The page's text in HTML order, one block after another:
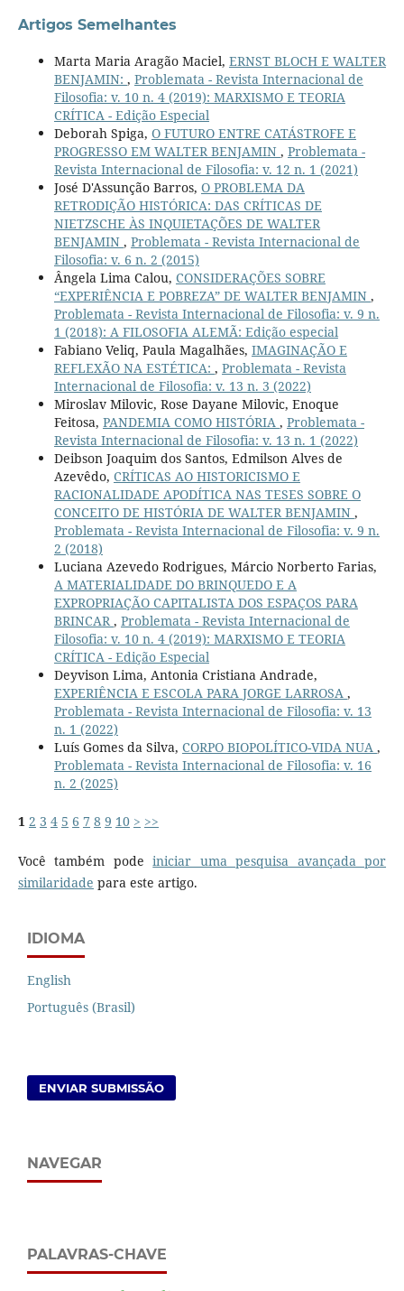
Artigos Semelhantes
Marta Maria Aragão Maciel, ERNST BLOCH E WALTER
BENJAMIN: , Problemata - Revista Internacional de
Filosofia: v. 10 n. 4 (2019): MARXISMO E TEORIA
CRÍTICA - Edição Especial
Deborah Spiga, O FUTURO ENTRE CATÁSTROFE E
PROGRESSO EM WALTER BENJAMIN , Problemata -
Revista Internacional de Filosofia: v. 12 n. 1 (2021)
José D'Assunção Barros, O PROBLEMA DA
RETRODIÇÃO HISTÓRICA: DAS CRÍTICAS DE
NIETZSCHE ÀS INQUIETAÇÕES DE WALTER
BENJAMIN , Problemata - Revista Internacional de
Filosofia: v. 6 n. 2 (2015)
Ângela Lima Calou, CONSIDERAÇÕES SOBRE
“EXPERIÊNCIA E POBREZA” DE WALTER BENJAMIN ,
Problemata - Revista Internacional de Filosofia: v. 9 n.
1 (2018): A FILOSOFIA ALEMÃ: Edição especial
Fabiano Veliq, Paula Magalhães, IMAGINAÇÃO E
REFLEXÃO NA ESTÉTICA: , Problemata - Revista
Internacional de Filosofia: v. 13 n. 3 (2022)
Miroslav Milovic, Rose Dayane Milovic, Enoque
Feitosa, PANDEMIA COMO HISTÓRIA , Problemata -
Revista Internacional de Filosofia: v. 13 n. 1 (2022)
Deibson Joaquim dos Santos, Edmilson Alves de
Azevêdo, CRÍTICAS AO HISTORICISMO E
RACIONALIDADE APODÍTICA NAS TESES SOBRE O
CONCEITO DE HISTÓRIA DE WALTER BENJAMIN ,
Problemata - Revista Internacional de Filosofia: v. 9 n.
2 (2018)
Luciana Azevedo Rodrigues, Márcio Norberto Farias,
A MATERIALIDADE DO BRINQUEDO E A
EXPROPRIAÇÃO CAPITALISTA DOS ESPAÇOS PARA
BRINCAR, Problemata - Revista Internacional de
Filosofia: v. 10 n. 4 (2019): MARXISMO E TEORIA
CRÍTICA - Edição Especial
Deyvison Lima, Antonia Cristiana Andrade,
EXPERIÊNCIA E ESCOLA PARA JORGE LARROSA ,
Problemata - Revista Internacional de Filosofia: v. 13
n. 1 (2022)
Luís Gomes da Silva, CORPO BIOPOLÍTICO-VIDA NUA ,
Problemata - Revista Internacional de Filosofia: v. 16
n. 2 (2025)
1 2 3 4 5 6 7 8 9 10 > >>
Você também podeiniciar uma pesquisa avançada por
similaridade para este artigo.
IDIOMA
English
Português (Brasil)
ENVIAR SUBMISSÃO
NAVEGAR
PALAVRAS-CHAVE